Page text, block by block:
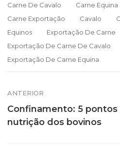
Carne De Cavalo
Carne Equina
Carne Exportação
Cavalo
Equinos
Exportação De Carne
Exportação De Carne De Cavalo
Exportação De Carne Equina
ANTERIOR
Confinamento: 5
nutrição dos bovinos